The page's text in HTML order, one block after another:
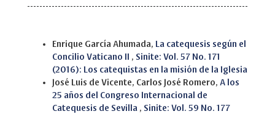
Enrique García Ahumada, La catequesis según el
Concilio Vaticano II , Sinite: Vol. 57 No. 171
(2016): Los catequistas en la misión de la Iglesia
José Luis de Vicente, Carlos José Romero, A los
25 años del Congreso Internacional de
Catequesis de Sevilla , Sinite: Vol. 59 No. 177